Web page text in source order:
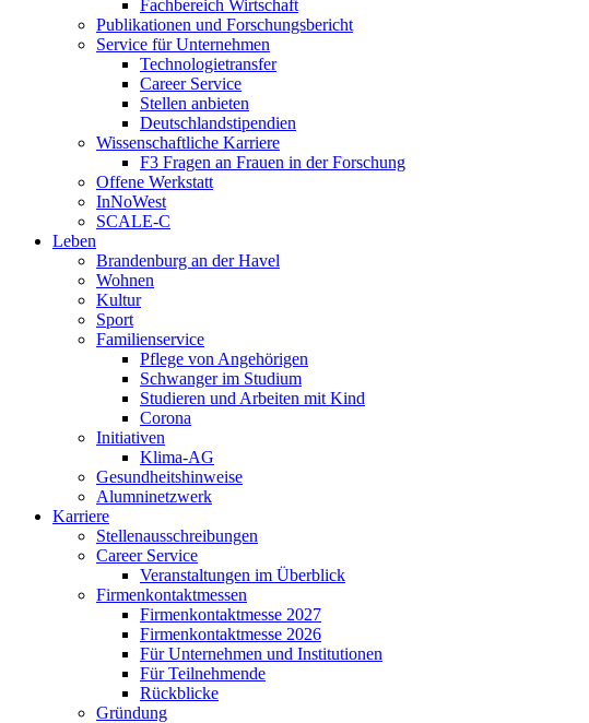
Fachbereich Wirtschaft
Publikationen und Forschungsbericht
Service für Unternehmen
Technologietransfer
Career Service
Stellen anbieten
Deutschlandstipendien
Wissenschaftliche Karriere
F3 Fragen an Frauen in der Forschung
Offene Werkstatt
InNoWest
SCALE-C
Leben
Brandenburg an der Havel
Wohnen
Kultur
Sport
Familienservice
Pflege von Angehörigen
Schwanger im Studium
Studieren und Arbeiten mit Kind
Corona
Initiativen
Klima-AG
Gesundheitshinweise
Alumninetzwerk
Karriere
Stellenausschreibungen
Career Service
Veranstaltungen im Überblick
Firmenkontaktmessen
Firmenkontaktmesse 2027
Firmenkontaktmesse 2026
Für Unternehmen und Institutionen
Für Teilnehmende
Rückblicke
Gründung